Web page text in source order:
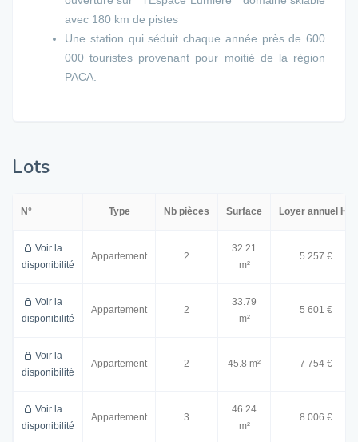
avec 180 km de pistes
Une station qui séduit chaque année près de 600
000 touristes provenant pour moitié de la région
PACA.
Lots
N° Type Nb pièces Surface Loyer annuel HT
Voir la
disponibilité
Appartement 2
32.21
m²
5 257 €
Voir la
disponibilité
Appartement 2
33.79
m²
5 601 €
Voir la
disponibilité
Appartement 2 45.8 m² 7 754 €
Voir la
disponibilité
Appartement 3
46.24
m²
8 006 €